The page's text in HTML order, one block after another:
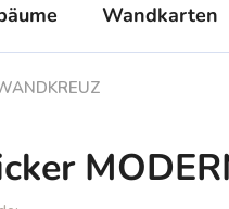
Wandkarten